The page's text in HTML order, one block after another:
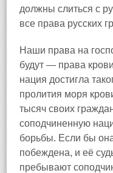
должны слиться с
все права русских
Наши права на
будут — права
нация достигла
пролития моря
тысяч своих
соподчиненную
борьбы. Если бы
побеждена, и её
пребывают